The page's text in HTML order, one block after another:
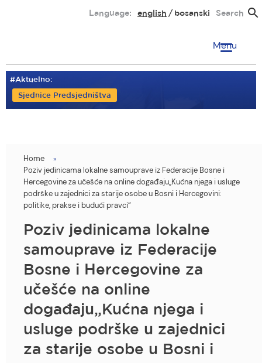
Language: english bosanski Search
Menu
#Aktuelno:
Sjednice Predsjedništva
You
are
here
Home
Poziv jedinicama lokalne samouprave iz Federacije Bosne i
Hercegovine za učešće na online događaju„Kućna njega i usluge
podrške u zajednici za starije osobe u Bosni i Hercegovini:
politike, prakse i budući pravci“
Poziv jedinicama lokalne
samouprave iz Federacije
Bosne i Hercegovine za
učešće na online
događaju„Kućna njega i
usluge podrške u zajednici
za starije osobe u Bosni i